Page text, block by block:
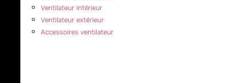
Ventilateur intérieur
Ventilateur extérieur
Accessoires ventilateur